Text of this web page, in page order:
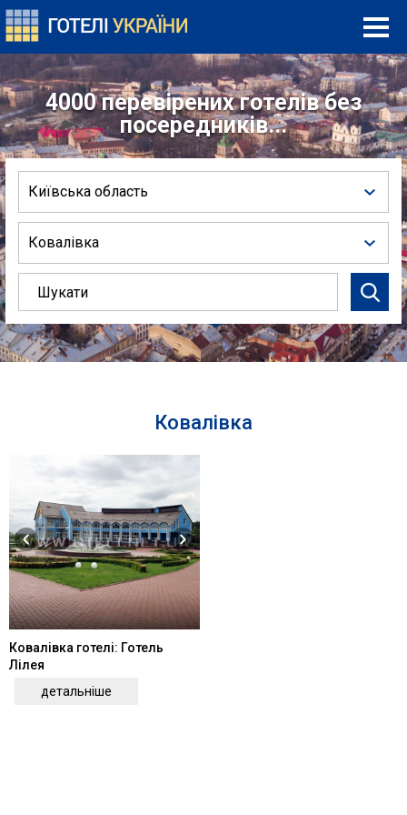
4000 перевірених готелів без
посередників...
Київська область
Ковалівка
Ковалівка
Ковалівка готелі: Готель
Лілея
детальніше